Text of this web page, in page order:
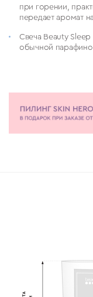
при горении,
передает аромат
Свеча Beauty
обычной